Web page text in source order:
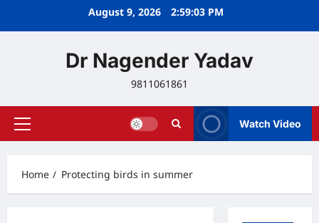
August 9, 2026 2:59:03 PM
Dr Nagender Yadav
9811061861
Primary
Watch Video
Home Protecting birds in summer